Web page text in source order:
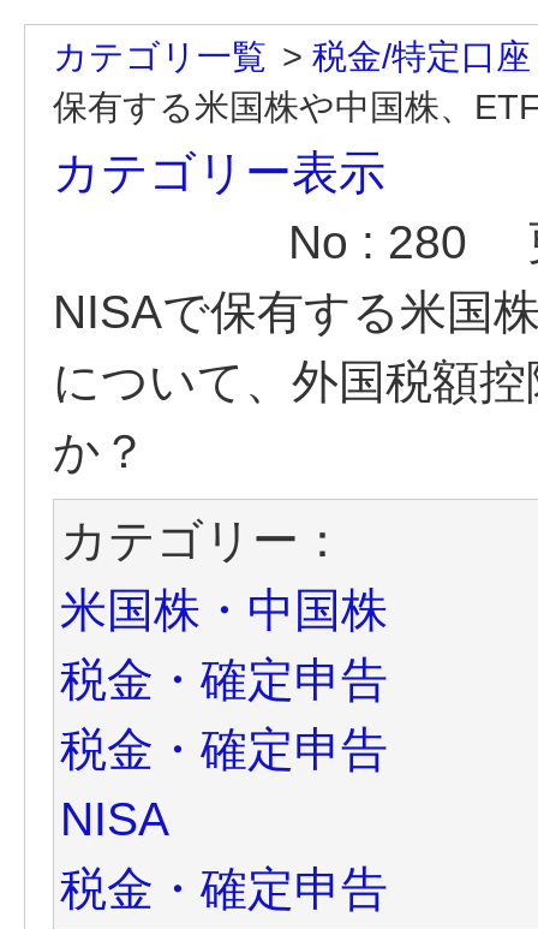
カテゴリ一覧 > 税金/特定口座
保有する米国株や中国株、
カテゴリー表示
No : 280
NISAで保有する米国
について、外国税額
か？
カテゴリー：
米国株・中国株
税金・確定申告
税金・確定申告
NISA
税金・確定申告